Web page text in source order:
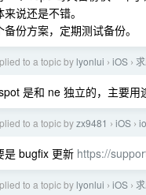
来说还是不错。
备份方案，定期测试备份。
to a topic by lyonlui › iOS ›
是和 ne 独立的，主要用
to a topic byzx9481 › iOS ›
是 bugfix 更新 https://
to a topic by lyonlui › iOS ›